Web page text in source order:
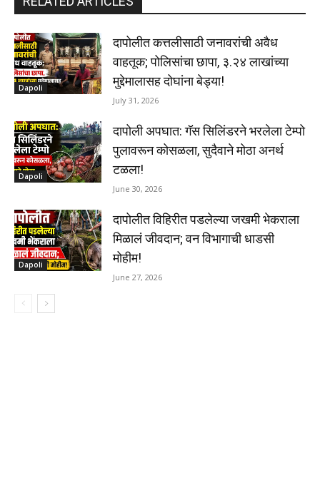
Dapoli
दापोलीत कत्तलीसाठी जनावरांची अवैध
वाहतूक; पोलिसांचा छापा, ३.२४ लाखांच्या
मुद्देमालासह दोघांना बेड्या!
July 31, 2026
Dapoli
दापोली अपघात: गॅस सिलिंडरने भरलेला टेम्पो
पुलावरून कोसळला, सुदैवाने मोठा अनर्थ
टळला!
June 30, 2026
Dapoli
दापोलीत विहिरीत पडलेल्या जखमी भेकराला
मिळालं जीवदान; वन विभागाची धाडसी
मोहीम!
June 27, 2026